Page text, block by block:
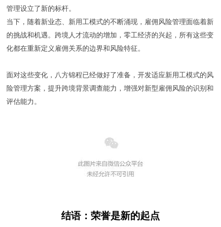
管理设立了新的标杆。
当下，随着新业态、新用工模式的不断涌现，雇佣风险管理面临着新
的挑战和机遇。跨境人才流动的增加，零工经济的兴起，所有这些变
化都在重新定义雇佣关系的边界和风险特征。
面对这些变化，八方锦程已经做好了准备，开发适应新用工模式的风
险管理方案，提升跨境背景调查能力，增强对新型雇佣风险的识别和
评估能力。
结语：荣誉是新的起点